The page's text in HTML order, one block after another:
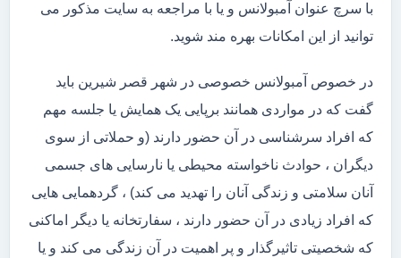
با سرچ عنوان آمبولانس و یا با مراجعه به سایت مذکور می
توانید از این امکانات بهره مند شوید.
در خصوص آمبولانس خصوصی در شهر قصر شیرین باید
گفت که در مواردی همانند برپایی یک همایش یا جلسه مهم
که افراد سرشناسی در آن حضور دارند (و حملاتی از سوی
دیگران ، حوادث ناخواسته محیطی یا نارسایی های جسمی
آنان سلامتی و زندگی آنان را تهدید می کند) ، گردهمایی هایی
که افراد زیادی در آن حضور دارند ، سفارتخانه یا دیگر اماکنی
که شخصیتی تاثیرگذار و پر اهمیت در آن زندگی می کند و یا